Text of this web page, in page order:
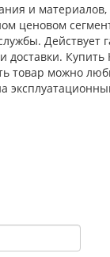
и
ценовом
Действует
доставки.
товар можно